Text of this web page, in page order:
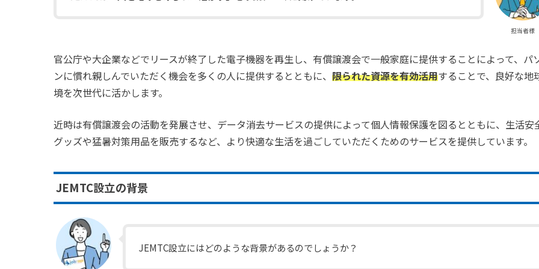
担当者様
官公庁や大企業などでリースが終了した電子機器を再生し、有償譲渡会で一般家庭に提供することによって、パ
ンに慣れ親しんでいただく機会を多くの人に提供するとともに、 限られた資源を有効活用することで、良好な地
境を次世代に活かします。
近時は有償譲渡会の活動を発展させ、データ消去サービスの提供によって個人情報保護を図るとともに、生活安
グッズや猛暑対策用品を販売するなど、より快適な生活を過ごしていただくためのサービスを提供しています。
JEMTC設立の背景
JEMTC設立にはどのような背景があるのでしょうか？